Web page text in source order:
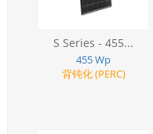
S Series - 455...
455 Wp
背钝化 (PERC)